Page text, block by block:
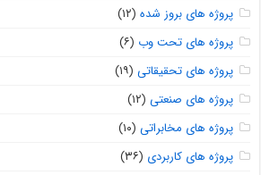
پروژه های بروز شده (۱۲)
پروژه های تحت وب (۶)
پروژه های تحقیقاتی (۱۹)
پروژه های صنعتی (۱۲)
پروژه های مخابراتی (۱۰)
پروژه های کاربردی (۳۶)